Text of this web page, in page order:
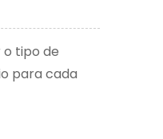
tipo de
para cada